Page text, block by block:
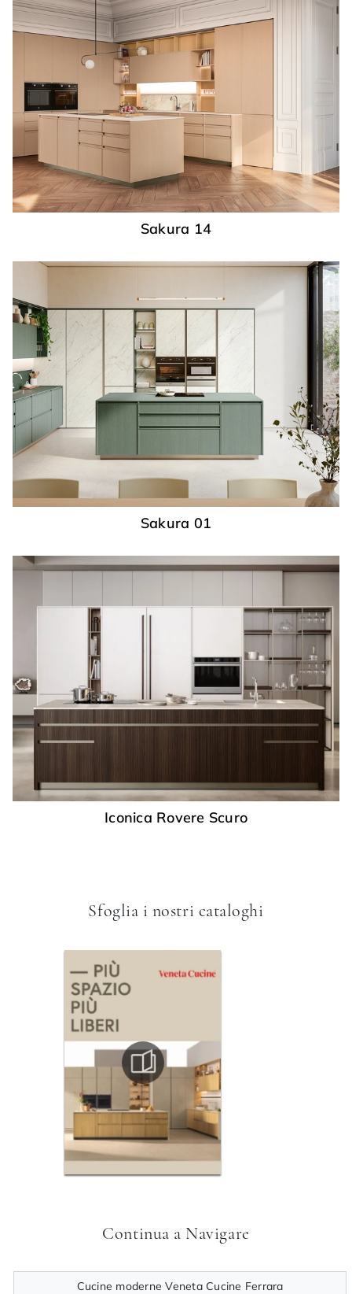
Sakura 14
Sakura 01
Iconica Rovere Scuro
Sfoglia i nostri cataloghi
Continua a Navigare
Cucine moderne Veneta Cucine Ferrara